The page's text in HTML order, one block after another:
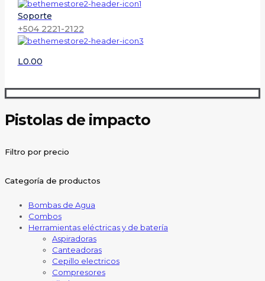
Soporte
+504 2221-2122
L0.00
Pistolas de impacto
Filtro por precio
Categoría de productos
Bombas de Agua
Combos
Herramientas eléctricas y de batería
Aspiradoras
Canteadoras
Cepillo electricos
Compresores